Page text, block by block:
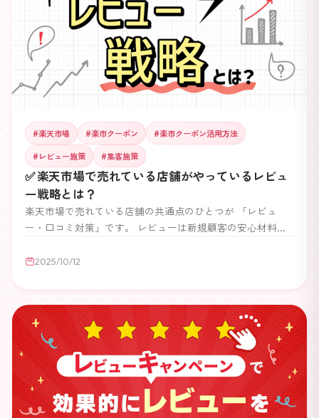
#楽天市場 #楽市クーポン #楽市クーポン活用方法
#レビュー施策 #集客施策
✅ 楽天市場で売れている店舗がやっているレビュ
ー戦略とは？
楽天市場で売れている店舗の共通点のひとつが 「レビュ
ー・口コミ対策」です。 レビューは新規顧客の安心材料と
舗が実践しているシンプルなレビュー戦略をご紹介します。
2025/10/12